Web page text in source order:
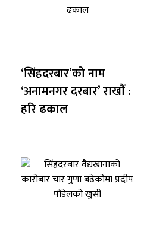
‘सिंहदरबार’को नाम
‘अनामनगर दरबार’ राखाैं :
हरि ढकाल